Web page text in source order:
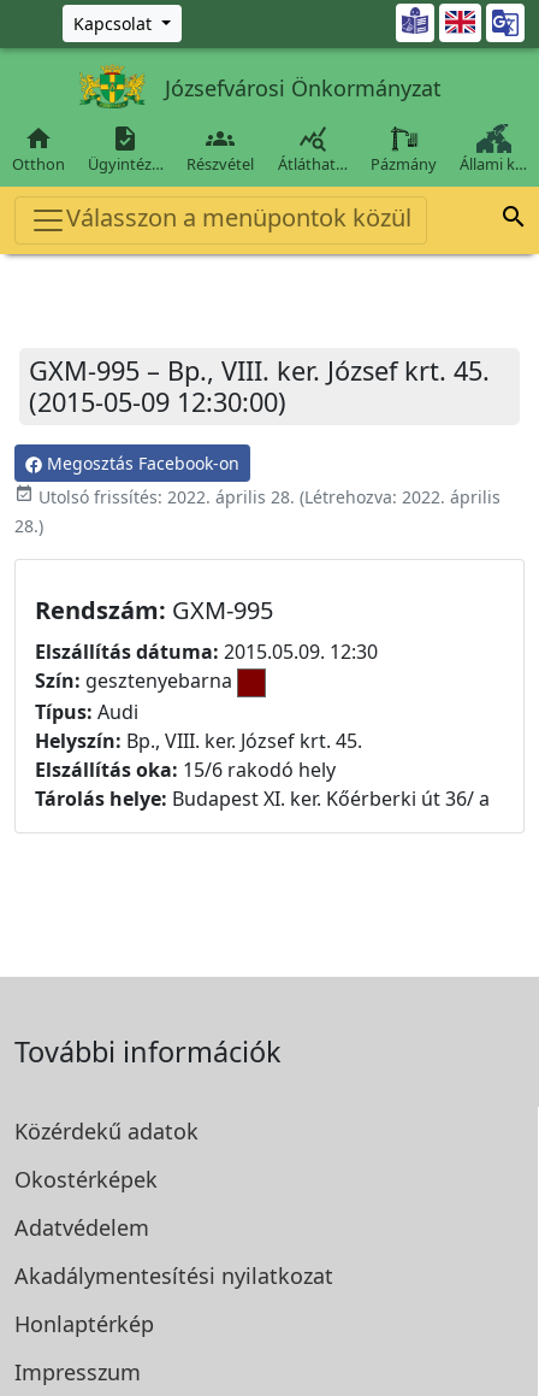
Ugrás a fő tartalomra
Kapcsolat 
Józsefvárosi Önkormányzat

Otthon

Ügyintéz…

Részvétel

Átláthat… Pázmány Állami k…
Válasszon a menüpontok közül 
GXM-995 – Bp., VIII. ker. József krt. 45.
(2015-05-09 12:30:00)
Megosztás Facebook-on
event_available Utolsó frissítés: 2022. április 28. (Létrehozva: 2022. április
28.)
Rendszám: GXM-995
Elszállítás dátuma: 2015.05.09. 12:30
Szín: gesztenyebarna
Típus: Audi
Helyszín: Bp., VIII. ker. József krt. 45.
Elszállítás oka: 15/6 rakodó hely
Tárolás helye: Budapest XI. ker. Kőérberki út 36/ a
További információk
Közérdekű adatok
Okostérképek
Adatvédelem
Akadálymentesítési nyilatkozat
Honlaptérkép
Impresszum